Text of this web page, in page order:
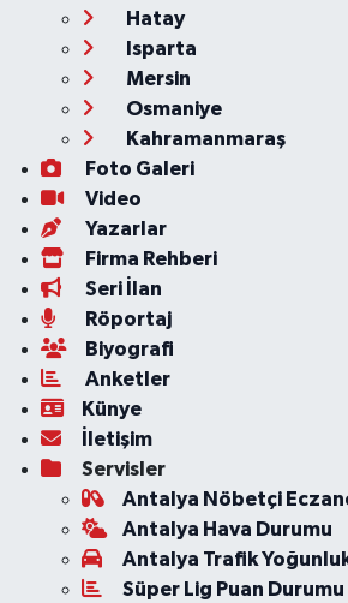
Hatay
Isparta
Mersin
Osmaniye
Kahramanmaraş
Foto Galeri
Video
Yazarlar
Firma Rehberi
Seri İlan
Röportaj
Biyografi
Anketler
Künye
İletişim
Servisler
Antalya Nöbetçi
Antalya Hava Durumu
Antalya Trafik
Süper Lig Puan